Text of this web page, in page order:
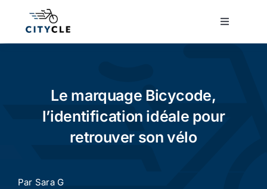
Toggle
Cyclisme urbain
Le marquage Bicycode,
l’identification idéale pour
retrouver son vélo
Par Sara G